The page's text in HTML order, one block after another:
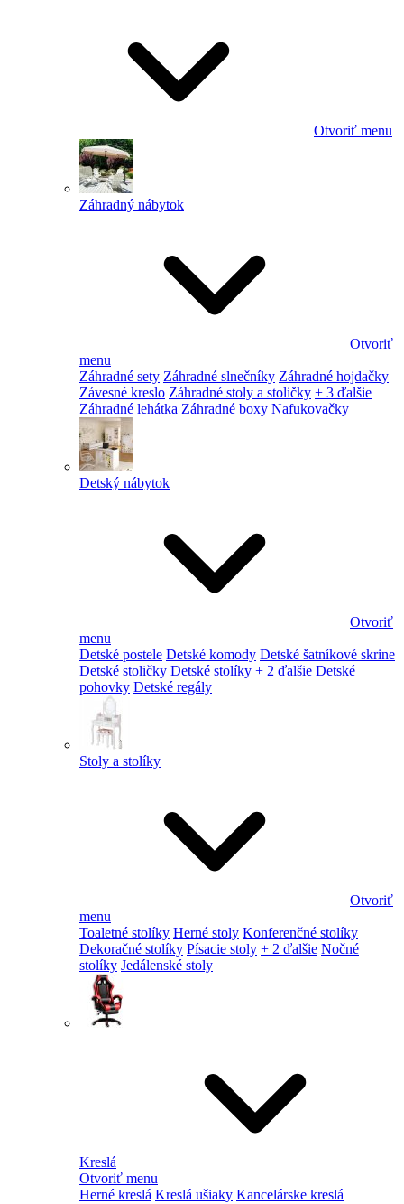
Otvoriť menu
Záhradný nábytok
Otvoriť
menu
Záhradné sety Záhradné slnečníky Záhradné hojdačky
Závesné kreslo Záhradné stoly a stoličky + 3 ďalšie
Záhradné lehátka Záhradné boxy Nafukovačky
Detský nábytok
Otvoriť
menu
Detské postele Detské komody Detské šatníkové skrine
Detské stoličky Detské stolíky + 2 ďalšie Detské
pohovky Detské regály
Stoly a stolíky
Otvoriť
menu
Toaletné stolíky Herné stoly Konferenčné stolíky
Dekoračné stolíky Písacie stoly + 2 ďalšie Nočné
stolíky Jedálenské stoly
Kreslá
Otvoriť menu
Herné kreslá Kreslá ušiaky Kancelárske kreslá